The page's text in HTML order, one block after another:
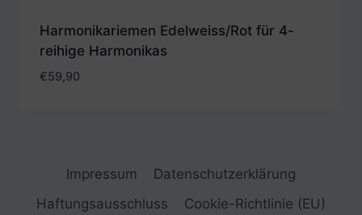
Harmonikariemen Edelweiss/Rot für 4-
reihige Harmonikas
€59,90
Impressum
Datenschutzerklärung
Haftungsausschluss
Cookie-Richtlinie (EU)